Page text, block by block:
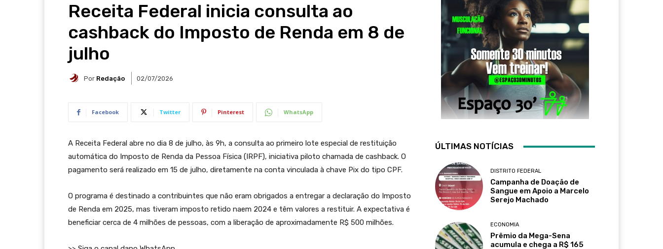
Receita Federal inicia consulta ao
cashback do Imposto de Renda em 8 de
julho
Por Redação 02/07/2026
Facebook Twitter Pinterest WhatsApp
A Receita Federal abre no dia 8 de julho, às 9h, a consulta ao primeiro lote especial de restituição
automática do Imposto de Renda da Pessoa Física (IRPF), iniciativa piloto chamada de cashback. O
pagamento será realizado em 15 de julho, diretamente na conta vinculada à chave Pix do tipo CPF.
O programa é destinado a contribuintes que não eram obrigados a entregar a declaração do Imposto
de Renda em 2025, mas tiveram imposto retido naem 2024 e têm valores a restituir. A expectativa é
beneficiar cerca de 4 milhões de pessoas, com a liberação de aproximadamente R$ 500 milhões.
ÚLTIMAS NOTÍCIAS
DISTRITO FEDERAL
Campanha de Doação de
Sangue em Apoio a Marcelo
Serejo Machado
ECONOMIA
Prêmio da Mega-Sena
acumula e chega a R$ 165